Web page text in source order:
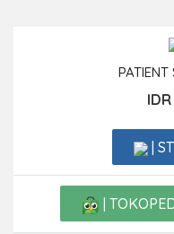
PATIENT
|
|